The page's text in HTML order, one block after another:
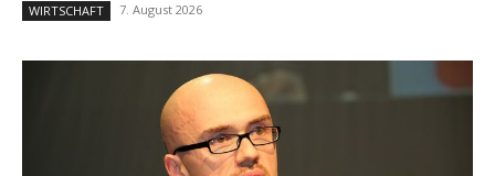
WIRTSCHAFT 7. August 2026